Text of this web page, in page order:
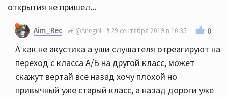
открытия не пришел...
Aim_Rec @AnegiN 29 сентября 2019 в 10:35 0
А как не акустика а уши слушателя отреагируют на
переход с класса А/Б на другой класс, может
скажут вертай всё назад хочу плохой но
привычный уже старый класс, а назад дороги уже